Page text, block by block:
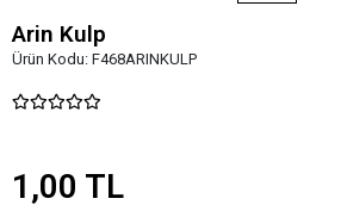
Arin Kulp
Ürün Kodu: F468ARINKULP
1,00 TL